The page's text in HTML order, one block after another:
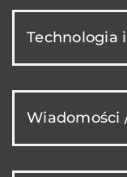
Technologia
Wiadomości